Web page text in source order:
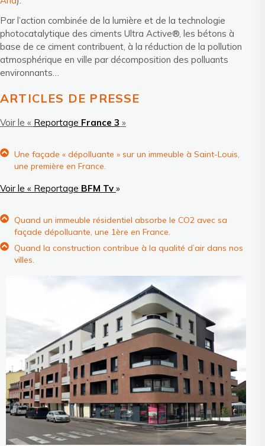
Par l’action combinée de la lumière et de la technologie
photocatalytique des ciments Ultra Active®, les bétons à
base de ce ciment contribuent, à la réduction de la pollution
atmosphérique en ville par décomposition des polluants
environnants…
ARTICLES DE PRESSE
Voir le « Reportage France 3 »
Une façade « dépolluante » sur un immeuble à Saint-Louis,
une première en France.
Voir le « Reportage BFM Tv »
Quand un immeuble résidentiel absorbe le CO2 avec sa
façade dépolluante, une 1ère en France.
Quand la construction contribue à la qualité d’air dans nos
villes.